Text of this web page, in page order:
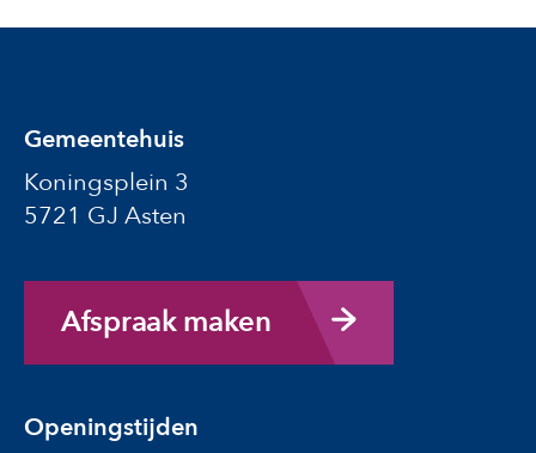
Gemeentehuis
Koningsplein 3
5721 GJ Asten
Afspraak maken
Openingstijden